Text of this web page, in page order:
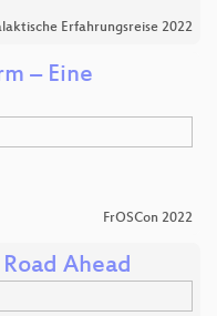
Erfahrungsreise 2022
– Eine
FrOSCon 2022
Ahead